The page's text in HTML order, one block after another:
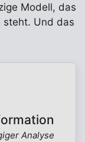
Modell, das
steht. Und das
Analyse